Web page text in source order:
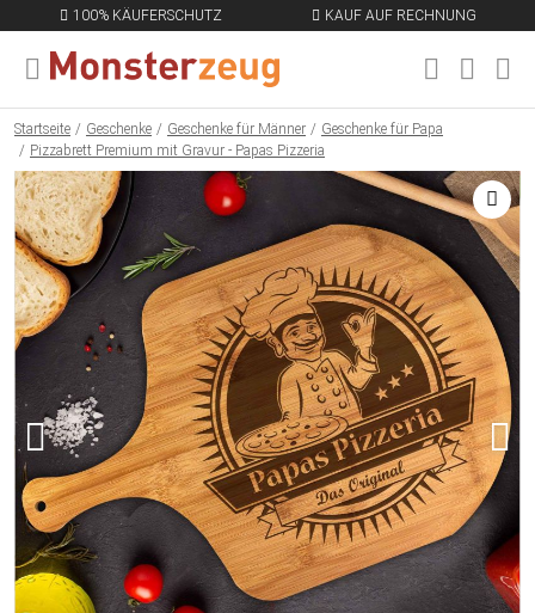
100% KÄUFERSCHUTZ KAUF AUF RECHNUNG
MENÜ SCHLIESSEN
Startseite Geschenke Geschenke für Männer
Geschenke für Papa
Pizzabrett Premium mit Gravur - Papas Pizzeria